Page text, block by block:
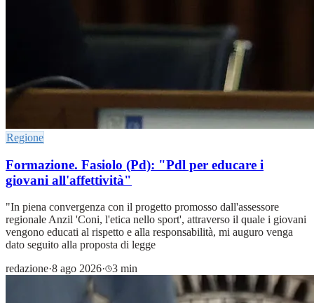
Regione
Formazione. Fasiolo (Pd): "Pdl per educare i
giovani all'affettività"
"In piena convergenza con il progetto promosso dall'assessore
regionale Anzil 'Coni, l'etica nello sport', attraverso il quale i giovani
vengono educati al rispetto e alla responsabilità, mi auguro venga
dato seguito alla proposta di legge
redazione·8 ago 2026· 3 min